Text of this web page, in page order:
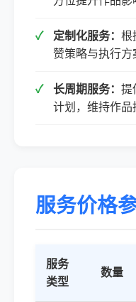
定制化服务： 根
赞策略与执行方
长周期服务： 提
计划，维持作品
服务价格
服务
类型
数量